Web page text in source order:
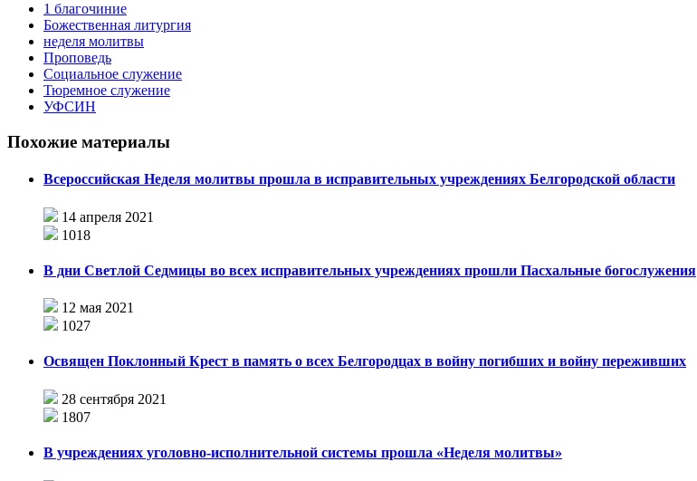
1 благочиние
Божественная литургия
неделя молитвы
Проповедь
Социальное служение
Тюремное служение
УФСИН
Похожие материалы
Всероссийская Неделя молитвы прошла в исправительных учреждениях Белгородской области
14 апреля 2021
1018
В дни Светлой Седмицы во всех исправительных учреждениях прошли Пасхальные богослужения
12 мая 2021
1027
Освящен Поклонный Крест в память о всех Белгородцах в войну погибших и войну переживших
28 сентября 2021
1807
В учреждениях уголовно-исполнительной системы прошла «Неделя молитвы»